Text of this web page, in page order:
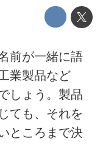
前が一緒に語
業製品など
しょう。製品
ても、それを
ところまで決